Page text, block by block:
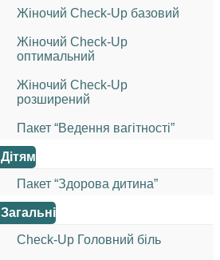
Жіночий Check-Up базовий
Жіночий Check-Up
оптимальний
Жіночий Check-Up
розширений
Пакет “Ведення вагітності”
Дітям
Пакет “Здорова дитина”
Загальні
Check-Up Головний біль